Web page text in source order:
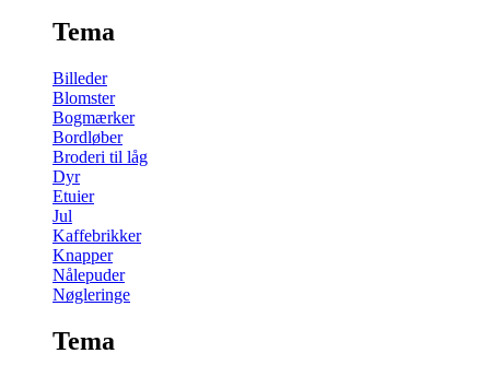
Tema
Billeder
Blomster
Bogmærker
Bordløber
Broderi til låg
Dyr
Etuier
Jul
Kaffebrikker
Knapper
Nålepuder
Nøgleringe
Tema